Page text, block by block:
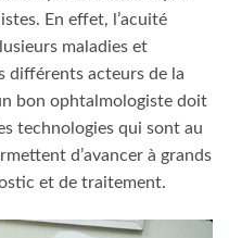
En effet, l’acuité
maladies et
différents acteurs de la
bon ophtalmologiste doit
technologies qui sont au
d’avancer à grands
et de traitement.